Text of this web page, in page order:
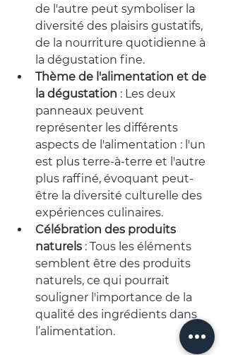
de l'autre peut symboliser la
diversité des plaisirs gustatifs,
de la nourriture quotidienne à
la dégustation fine.
Thème de l'alimentation et de
la dégustation : Les deux
panneaux peuvent
représenter les différents
aspects de l'alimentation : l'un
est plus terre-à-terre et l'autre
plus raffiné, évoquant peut-
être la diversité culturelle des
expériences culinaires.
Célébration des produits
naturels : Tous les éléments
semblent être des produits
naturels, ce qui pourrait
souligner l'importance de la
qualité des ingrédients dans
l’alimentation.